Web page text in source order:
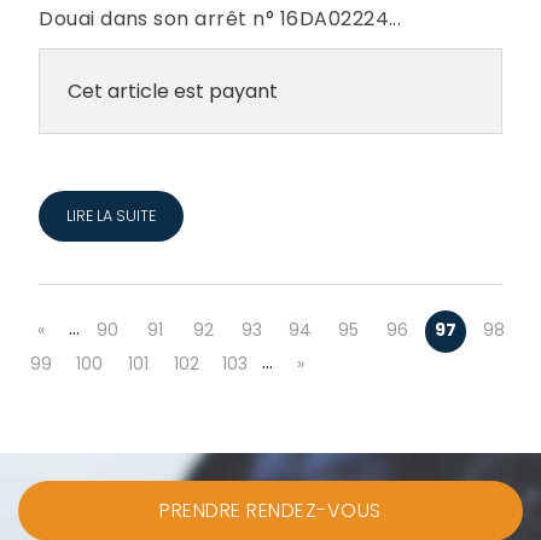
Douai dans son arrêt n° 16DA02224...
Cet article est payant
LIRE LA SUITE
« … 90 91 92 93 94 95 96 97
98
99
100 101 102 103 … »
PRENDRE RENDEZ-VOUS